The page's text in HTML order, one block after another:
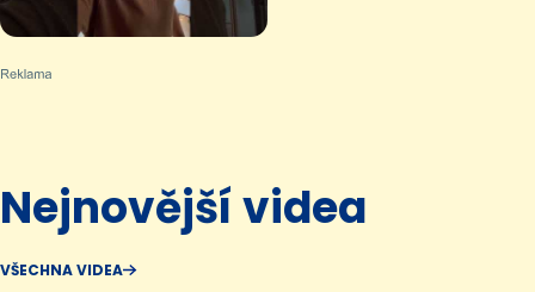
Nejnovější videa
VŠECHNA VIDEA